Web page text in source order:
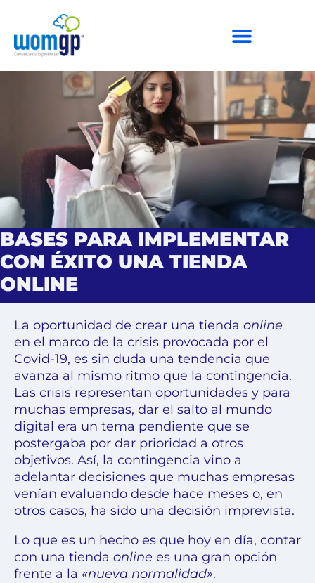
BASES PARA IMPLEMENTAR
CON ÉXITO UNA TIENDA
ONLINE
La oportunidad de crear una tienda online
en el marco de la crisis provocada por el
Covid-19, es sin duda una tendencia que
avanza al mismo ritmo que la contingencia.
Las crisis representan oportunidades y para
muchas empresas, dar el salto al mundo
digital era un tema pendiente que se
postergaba por dar prioridad a otros
objetivos. Así, la contingencia vino a
adelantar decisiones que muchas empresas
venían evaluando desde hace meses o, en
otros casos, ha sido una decisión imprevista.
Lo que es un hecho es que hoy en día, contar
con una tienda online es una gran opción
frente a la «nueva normalidad».